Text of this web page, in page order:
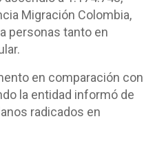
Migración Colombia,
personas tanto en
en comparación con
la entidad informó de
radicados en